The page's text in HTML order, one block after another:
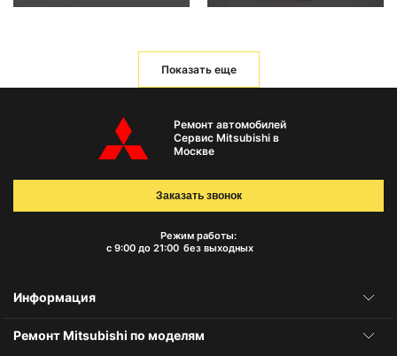
Показать еще
Ремонт автомобилей
Сервис Mitsubishi в
Москве
Режим работы:
с 9:00 до 21:00 без выходных
Заказать звонок
Информация
Ремонт Mitsubishi по моделям